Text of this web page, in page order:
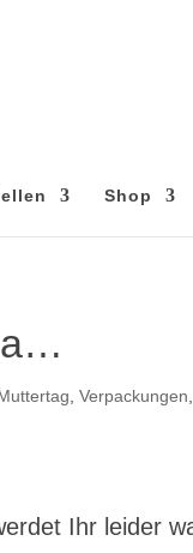
Shop
,Verpackungen
Ihr leider